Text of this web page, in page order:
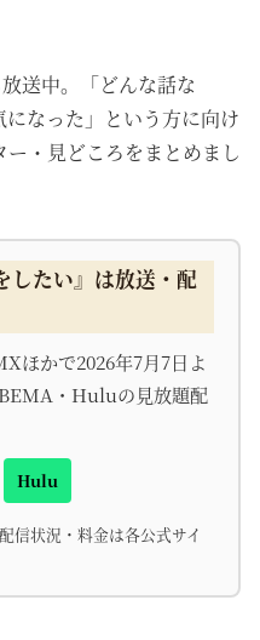
送中。「どんな話な
なった」という方に向け
・見どころをまとめまし
したい』は放送・配
ほかで2026年7月7日よ
・Huluの見放題配
Hulu
信状況・料金は各公式サイ